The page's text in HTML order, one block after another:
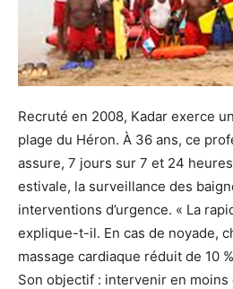
Recruté en 2008, Kadar exerce
plage du Héron. À 36 ans, ce
assure, 7 jours sur 7 et 24
estivale, la surveillance des
interventions d’urgence. « La
explique-t-il. En cas de noyade,
massage cardiaque réduit de 10
Son objectif : intervenir en